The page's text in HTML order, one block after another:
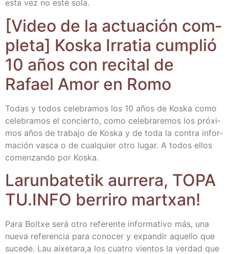
esta vez no esté sola.
[Video de la actua­ción com­
ple­ta] Kos­ka Irra­tia cum­plió
10 años con reci­tal de
Rafael Amor en Romo
Todas y todos cele­bra­mos los 10 años de Kos­ka como
cele­bra­mos el con­cier­to, como cele­bra­re­mos los pró­xi­
mos años de tra­ba­jo de Kos­ka y de toda la con­tra infor­
ma­ción vas­ca o de cual­quier otro lugar. A todos ellos
comen­zan­do por Koska.
Larun­ba­te­tik aurre­ra, TOPA​
TU​.INFO berri­ro martxan!
Para Boltxe será otro refe­ren­te infor­ma­ti­vo más, una
nue­va refe­ren­cia para cono­cer y expan­dir aque­llo que
suce­de. Lau aixetara,a los cua­tro vien­tos la ver­dad que